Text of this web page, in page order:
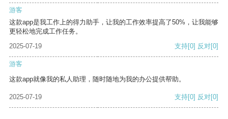
游客
这款app是我工作上的得力助手，让我的工作效率提高了50%，让我能够
更轻松地完成工作任务。
2025-07-19
支持[0] 反对[0]
游客
这款app就像我的私人助理，随时随地为我的办公提供帮助。
2025-07-19 支持[0] 反对[0]